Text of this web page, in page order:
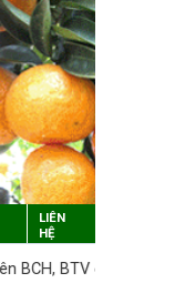
LIÊN
HỆ
bầu bổ sung tháng 3/